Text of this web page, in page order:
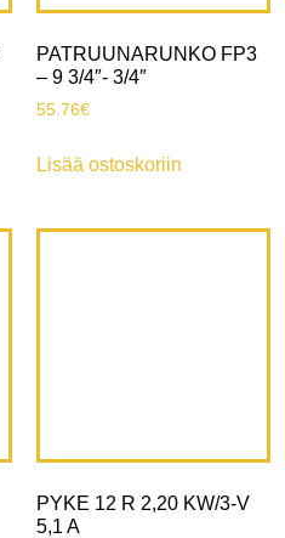
PATRUUNARUNKO FP3
– 9 3/4″- 3/4″
55.76€
Lisää ostoskoriin
PYKE 12 R 2,20 KW/3-V
5,1 A